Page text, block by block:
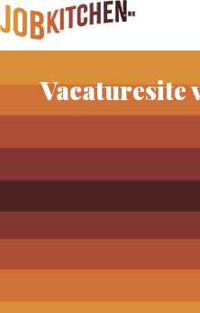
Vacaturesite